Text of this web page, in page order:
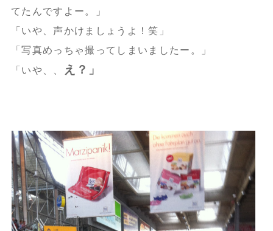
てたんですよー。」
「いや、声かけましょうよ！笑」
「写真めっちゃ撮ってしまいましたー。」
「いや、、
え？」